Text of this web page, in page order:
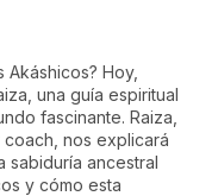
Hoy,
una guía espiritual
fascinante. Raiza,
nos explicará
sabiduría ancestral
y cómo esta